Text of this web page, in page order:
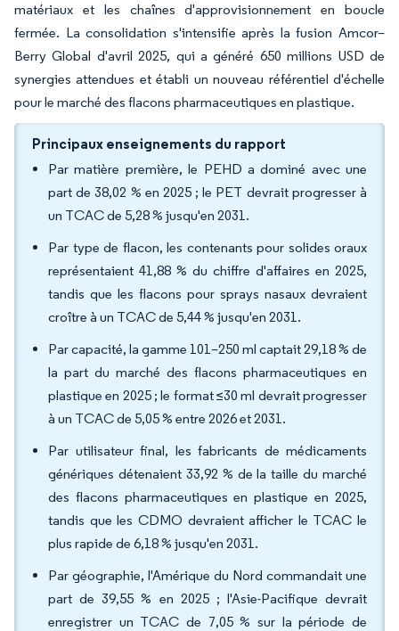
matériaux et les chaînes d'approvisionnement en boucle
fermée. La consolidation s'intensifie après la fusion Amcor–
Berry Global d'avril 2025, qui a généré 650 millions USD de
synergies attendues et établi un nouveau référentiel d'échelle
pour le marché des flacons pharmaceutiques en plastique.
Principaux enseignements du rapport
Par matière première, le PEHD a dominé avec une
part de 38,02 % en 2025 ; le PET devrait progresser à
un TCAC de 5,28 % jusqu'en 2031.
Par type de flacon, les contenants pour solides oraux
représentaient 41,88 % du chiffre d'affaires en 2025,
tandis que les flacons pour sprays nasaux devraient
croître à un TCAC de 5,44 % jusqu'en 2031.
Par capacité, la gamme 101–250 ml captait 29,18 % de
la part du marché des flacons pharmaceutiques en
plastique en 2025 ; le format ≤30 ml devrait progresser
à un TCAC de 5,05 % entre 2026 et 2031.
Par utilisateur final, les fabricants de médicaments
génériques détenaient 33,92 % de la taille du marché
des flacons pharmaceutiques en plastique en 2025,
tandis que les CDMO devraient afficher le TCAC le
plus rapide de 6,18 % jusqu'en 2031.
Par géographie, l'Amérique du Nord commandait une
part de 39,55 % en 2025 ; l'Asie-Pacifique devrait
enregistrer un TCAC de 7,05 % sur la période de